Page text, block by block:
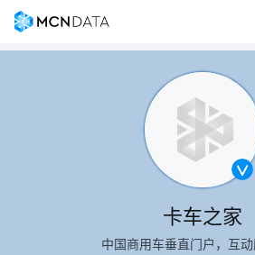
卡车之家
中国商用车垂直门户，互